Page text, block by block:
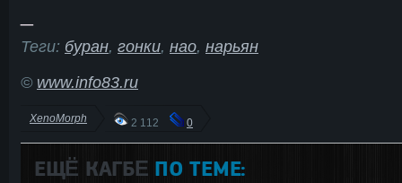
Теги: буран, гонки, нао, нарьян
© www.info83.ru
XenoMorph 2 112 0
ЕЩЁ КАГБΕ ПО ТЕМЕ: